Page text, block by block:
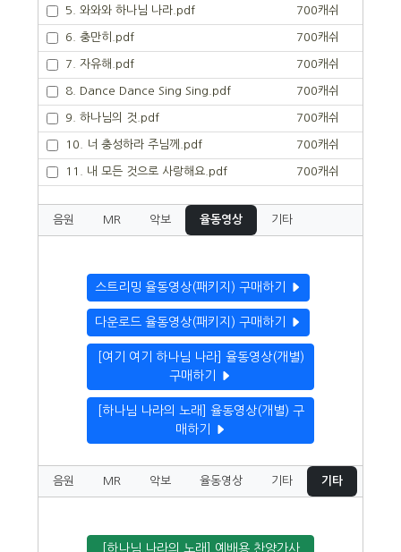
5. 와와와 하나님 나라.pdf 700캐쉬
6. 충만히.pdf 700캐쉬
7. 자유해.pdf 700캐쉬
8. Dance Dance Sing Sing.pdf 700캐쉬
9. 하나님의 것.pdf 700캐쉬
10. 너 충성하라 주님께.pdf 700캐쉬
11. 내 모든 것으로 사랑해요.pdf 700캐쉬
음원 MR 악보 율동영상 기타
스트리밍 율동영상(패키지) 구매하기
다운로드 율동영상(패키지) 구매하기
[여기 여기 하나님 나라] 율동영상(개별)
구매하기
[하나님 나라의 노래] 율동영상(개별) 구
매하기
음원 MR 악보 율동영상 기타 기타
[하나님 나라의 노래] 예배용 찬양가사